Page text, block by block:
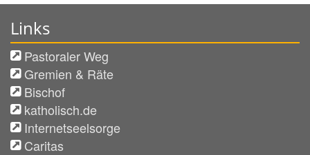
Links
Pastoraler Weg
Gremien & Räte
Bischof
katholisch.de
Internetseelsorge
Caritas